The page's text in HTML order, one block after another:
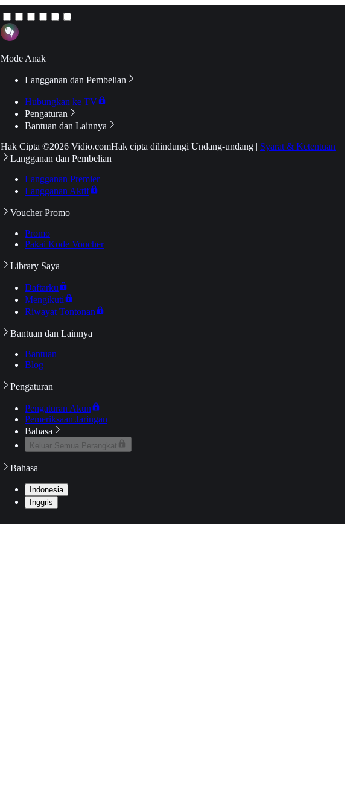
Mode Anak
Langganan dan Pembelian
Hubungkan ke TV
Pengaturan
Bantuan dan Lainnya
Hak Cipta ©2026 Vidio.comHak cipta dilindungi Undang-undang | Syarat & Ketentuan
Langganan dan Pembelian
Langganan Premier
Langganan Aktif
Voucher Promo
Promo
Pakai Kode Voucher
Library Saya
Daftarku
Mengikuti
Riwayat Tontonan
Bantuan dan Lainnya
Bantuan
Blog
Pengaturan
Pengaturan Akun
Pemeriksaan Jaringan
Bahasa
Keluar Semua Perangkat
Bahasa
Indonesia
Inggris